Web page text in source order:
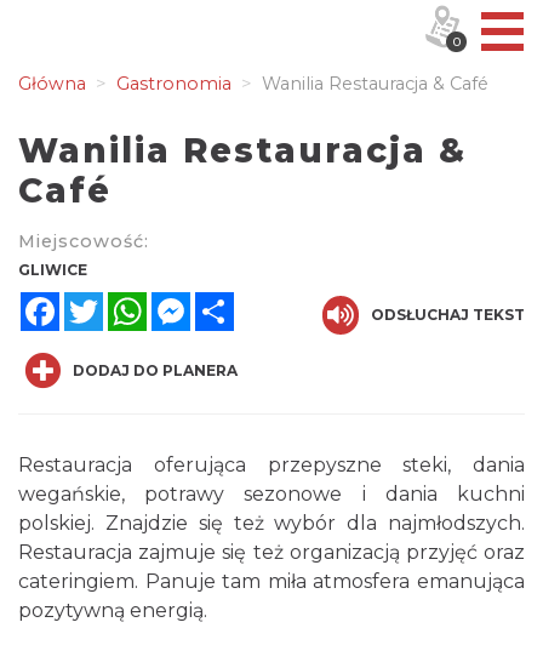
Główna Gastronomia Wanilia Restauracja & Café
Wanilia Restauracja &
Café
Miejscowość:
GLIWICE
FacebookTwitterWhatsAppMessenger
ODSŁUCHAJ TEKST
DODAJ DO PLANERA
Restauracja oferująca przepyszne steki, dania
wegańskie, potrawy sezonowe i dania kuchni
polskiej. Znajdzie się też wybór dla najmłodszych.
Restauracja zajmuje się też organizacją przyjęć oraz
cateringiem. Panuje tam miła atmosfera emanująca
pozytywną energią.
0